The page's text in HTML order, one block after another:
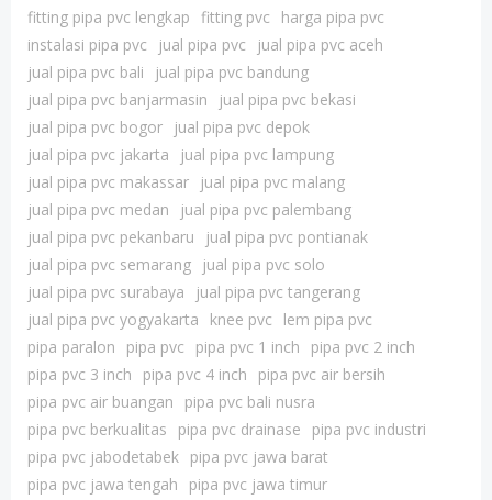
fitting pipa pvc lengkap fitting pvc
harga pipa pvc
instalasi pipa pvc
jual pipa pvc
jual pipa pvc aceh
jual pipa pvc bali
jual pipa pvc bandung
jual pipa pvc banjarmasin
jual pipa pvc bekasi
jual pipa pvc bogor
jual pipa pvc depok
jual pipa pvc jakarta
jual pipa pvc lampung
jual pipa pvc makassar
jual pipa pvc malang
jual pipa pvc medan
jual pipa pvc palembang
jual pipa pvc pekanbaru
jual pipa pvc pontianak
jual pipa pvc semarang
jual pipa pvc solo
jual pipa pvc surabaya
jual pipa pvc tangerang
jual pipa pvc yogyakarta
knee pvc
lem pipa pvc
pipa paralon
pipa pvc pipa pvc 1 inch
pipa pvc 2 inch
pipa pvc 3 inch
pipa pvc 4 inch
pipa pvc air bersih
pipa pvc air buangan
pipa pvc bali nusra
pipa pvc berkualitas
pipa pvc drainase
pipa pvc industri
pipa pvc jabodetabek pipa pvc jawa barat
pipa pvc jawa tengah
pipa pvc jawa timur